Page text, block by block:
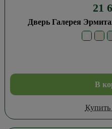
21
Дверь Галерея
В
Купить